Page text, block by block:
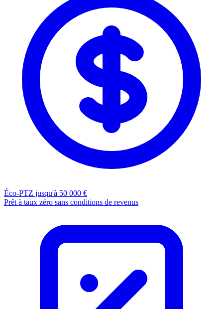
Éco-PTZ jusqu'à 50 000 €
Prêt à taux zéro sans conditions de revenus